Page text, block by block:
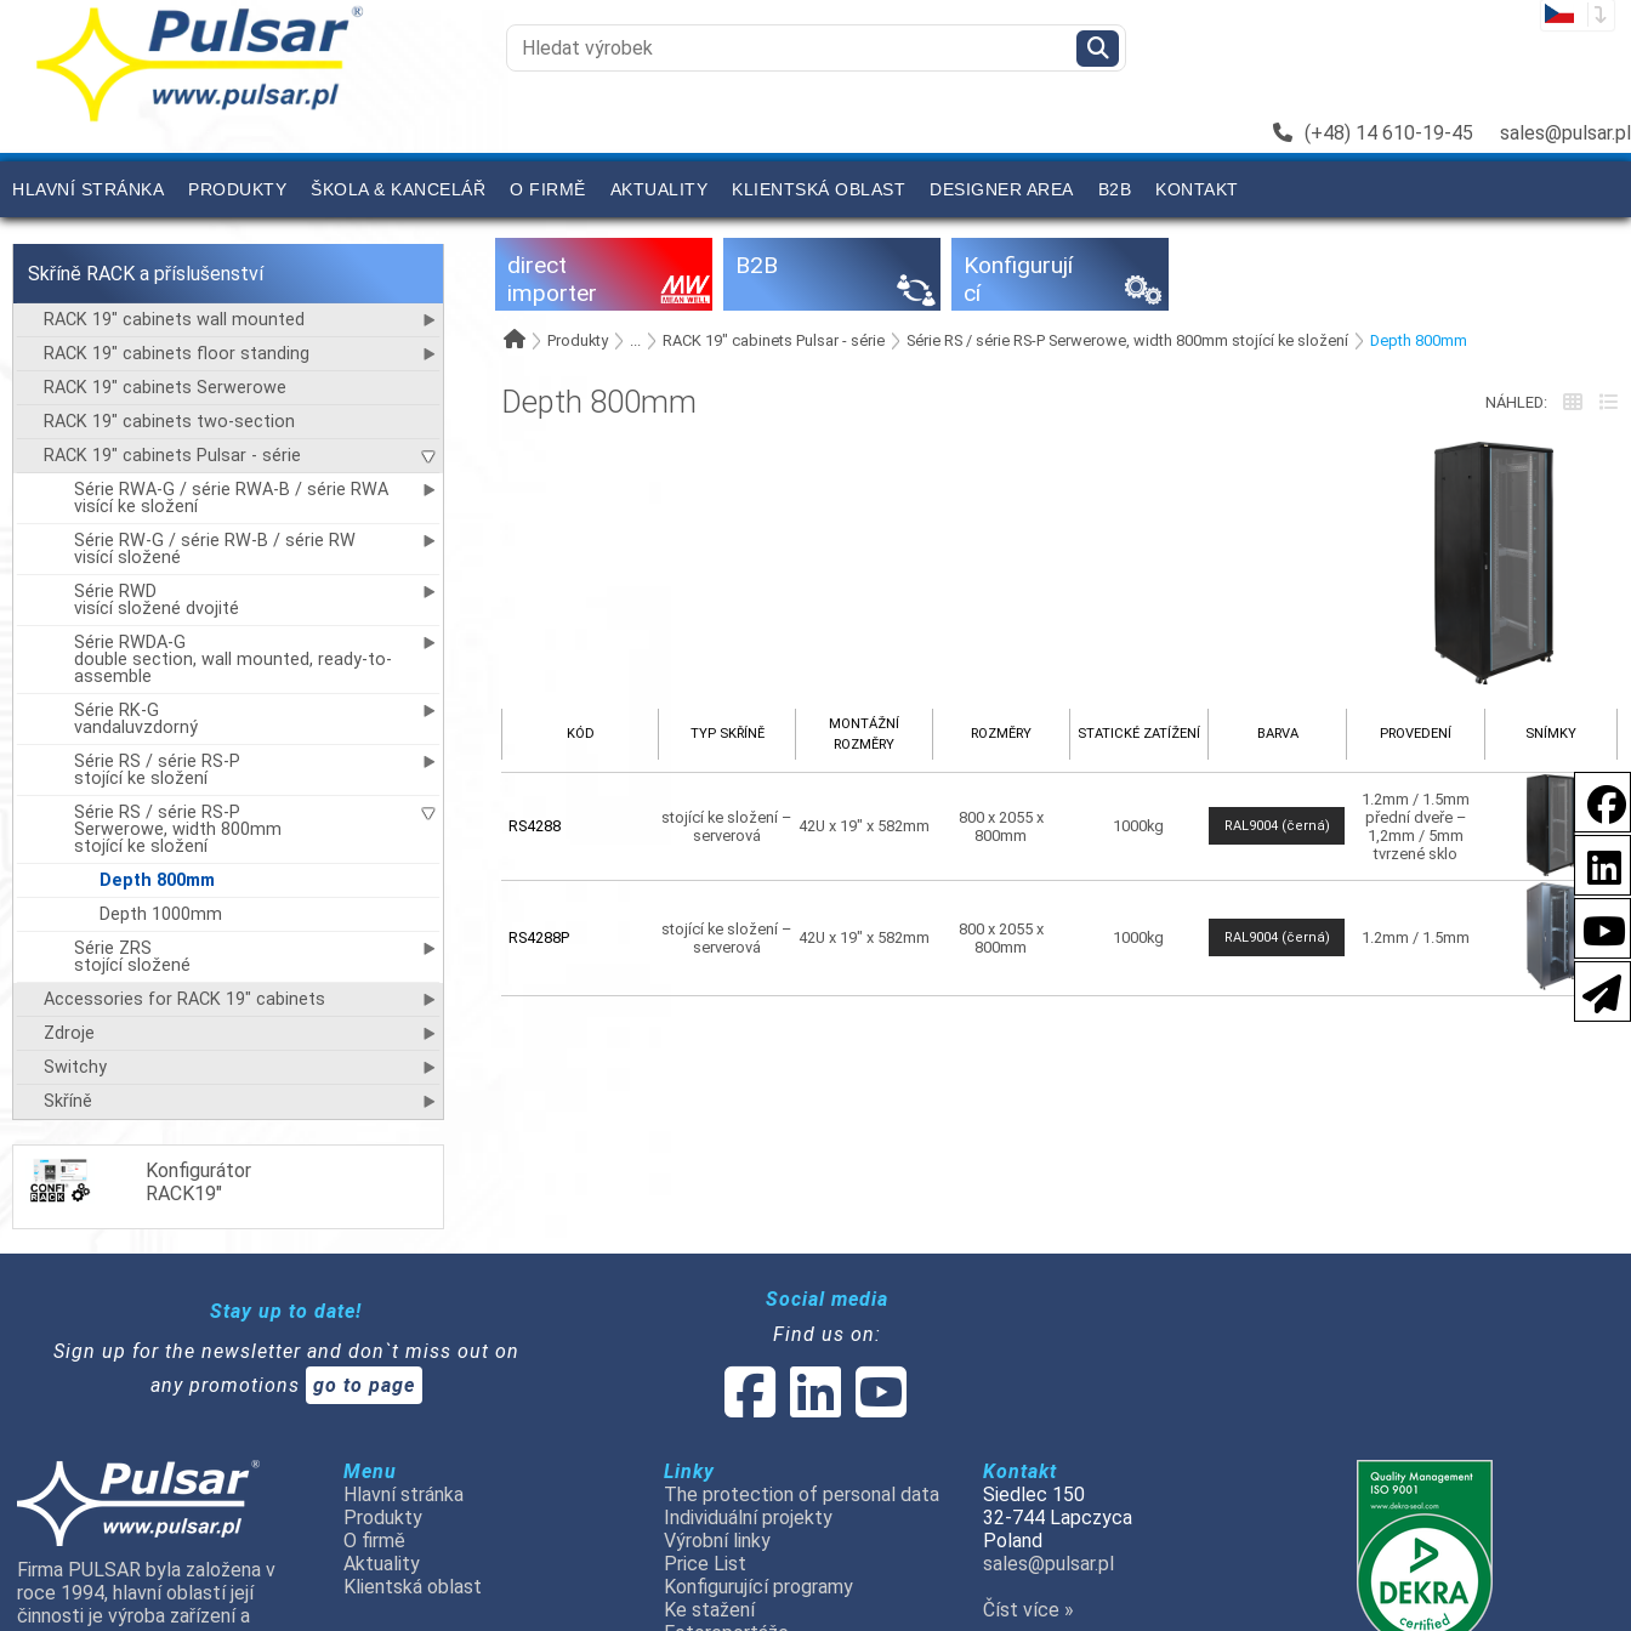
(+48) 14 610-19-45 sales@pulsar.pl
HLAVNÍ STRÁNKA PRODUKTY ŠKOLA & KANCELÁŘ O FIRMĚ AKTUALITY KLIENTSKÁ OBLAST DESIGNER AREA B2B KONTAKT
Skříně RACK a příslušenství
RACK 19" cabinets wall mounted
RACK 19" cabinets floor standing
RACK 19" cabinets Serwerowe
RACK 19" cabinets two-section
RACK 19" cabinets Pulsar - série
Série RWA-G / série RWA-B / série RWA
visící ke složení
Série RW-G / série RW-B / série RW
visící složené
Série RWD
visící složené dvojité
Série RWDA-G
double section, wall mounted, ready-to-
assemble
Série RK-G
vandaluvzdorný
Série RS / série RS-P
stojící ke složení
Série RS / série RS-P
Serwerowe, width 800mm
stojící ke složení
Depth 800mm
Depth 1000mm
Série ZRS
stojící složené
Accessories for RACK 19" cabinets
Zdroje
Switchy
Skříně
Konfigurátor
RACK19"
direct
importer
B2B
Konfigurují
cí
Produkty ... RACK 19" cabinets Pulsar - série Série RS / série RS-P Serwerowe, width 800mm stojící ke složení Depth 800mm
Depth 800mm NÁHLED:
KÓD TYP SKŘÍNĚ
MONTÁŽNÍ
ROZMĚRY
ROZMĚRY STATICKÉ ZATÍŽENÍ BARVA PROVEDENÍ SNÍMKY
RS4288
stojící ke složení –
serverová
42U x 19" x 582mm
800 x 2055 x
800mm
1000kg RAL9004 (černá)
1.2mm / 1.5mm
přední dveře –
1,2mm / 5mm
tvrzené sklo
RS4288P
stojící ke složení –
serverová
42U x 19" x 582mm
800 x 2055 x
800mm
1000kg RAL9004 (černá) 1.2mm / 1.5mm
Stay up to date!
Sign up for the newsletter and don`t miss out on
any promotions
go to page
Social media
Find us on:
Firma PULSAR byla založena v
roce 1994, hlavní oblastí její
činnosti je výroba zařízení a
Menu
Hlavní stránka
Produkty
O firmě
Aktuality
Klientská oblast
Linky
The protection of personal data
Individuální projekty
Výrobní linky
Price List
Konfigurující programy
Ke stažení
Kontakt
Siedlec 150
32-744 Lapczyca
Poland
sales@pulsar.pl
Číst více »